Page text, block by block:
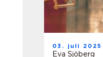
03. juli 2025
Eva Sjöberg